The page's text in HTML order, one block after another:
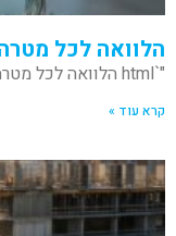
הלוואה לכל
"`html הלוואה לכל מטרה ללא ריבית: האם זה אפשרי? נשמע
קרא עוד »